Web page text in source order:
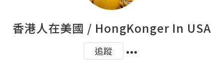
香港人在美國 / HongKonger In USA
追蹤